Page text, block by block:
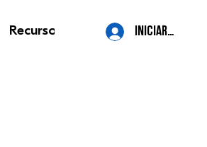
Recursos Contacto More
iniciar sesión